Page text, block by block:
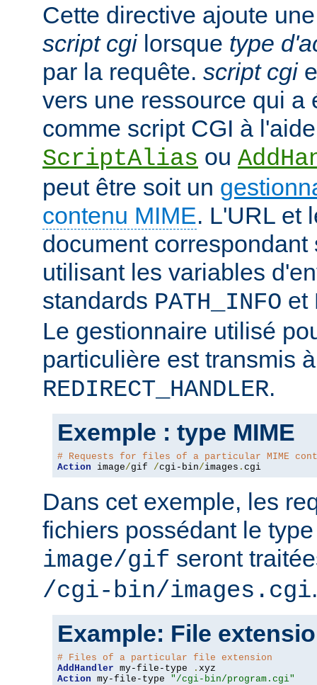
Cette directive ajoute
script cgilorsque type
par la requête. script cgi
vers une ressource qui a
comme script CGI à
ScriptAlias ou
peut être soit un
contenu MIME. L'URL et
document
utilisant les variables
standards PATH_INFO et
Le gestionnaire utilisé
particulière est transmis
REDIRECT_HANDLER.
Exemple : type MIME
# Requests for files of a particular MIME
Action image/gif /cgi-bin/images . cgi
Dans cet exemple, les
fichiers possédant le
image/gif seront
/cgi-bin/images.cgi.
Example: File
# Files of a particular file extension
AddHandler my-file-type .
Action my-file-type "/cgi-bin/program.cgi"